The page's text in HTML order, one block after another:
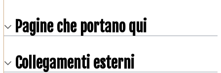
Pagine che portano qui
Collegamenti esterni